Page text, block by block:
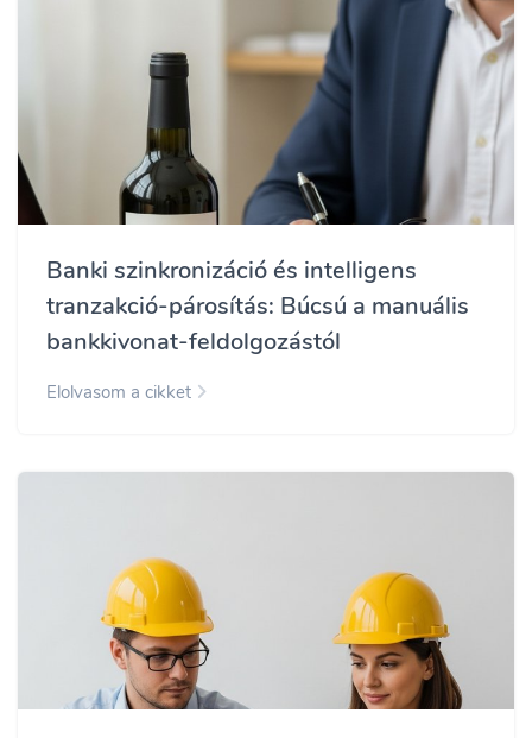
Banki szinkronizáció és intelligens
tranzakció-párosítás: Búcsú a manuális
bankkivonat-feldolgozástól
Elolvasom a cikket